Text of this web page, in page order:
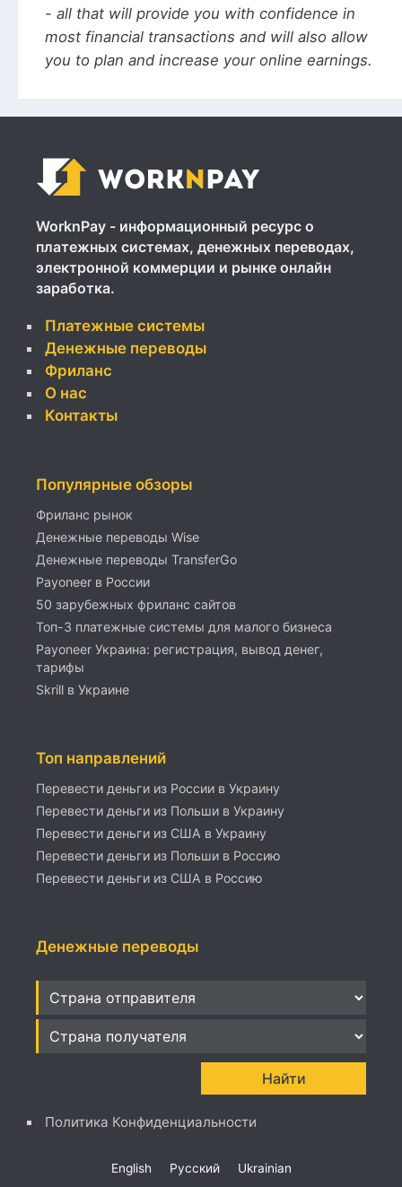
- all that will provide you with confidence in
most financial transactions and will also allow
you to plan and increase your online earnings.
WorknPay - информационный ресурс о
платежных системах, денежных переводах,
электронной коммерции и рынке онлайн
заработка.
Платежные системы
Денежные переводы
Фриланс
О нас
Контакты
Популярные обзоры
Фриланс рынок
Денежные переводы Wise
Денежные переводы TransferGo
Payoneer в России
50 зарубежных фриланс сайтов
Топ-3 платежные системы для малого бизнеса
Payoneer Украина: регистрация, вывод денег,
тарифы
Skrill в Украине
Топ направлений
Перевести деньги из России в Украину
Перевести деньги из Польши в Украину
Перевести деньги из США в Украину
Перевести деньги из Польши в Россию
Перевести деньги из США в Россию
Денежные переводы
Политика Конфиденциальности
English Русский Ukrainian